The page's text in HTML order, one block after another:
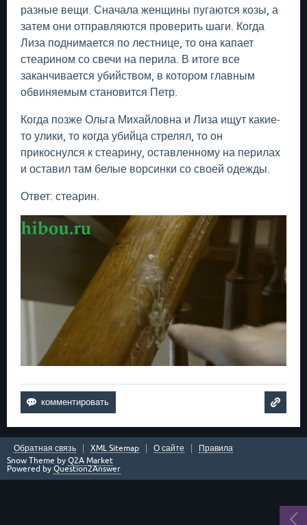
разные вещи. Сначала женщины пугаются козы, а
затем они отправляются проверить шаги. Когда
Лиза поднимается по лестнице, то она капает
стеарином со свечи на перила. В итоге все
заканчивается убийством, в котором главным
обвиняемым становится Петр.
Когда позже Ольга Михайловна и Лиза ищут какие-
то улики, то когда убийца стрелял, то он
прикоснулся к стеарину, оставленному на перилах
и оставил там белые ворсинки со своей одежды.
Ответ: стеарин.
Обратная связь XML Sitemap О сайте
Правила
Snow Theme by Q2A Market
Powered by Question2Answer